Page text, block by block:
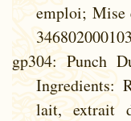
emploi; Mise
gp304: Punch
Ingredients:
lait, extrait